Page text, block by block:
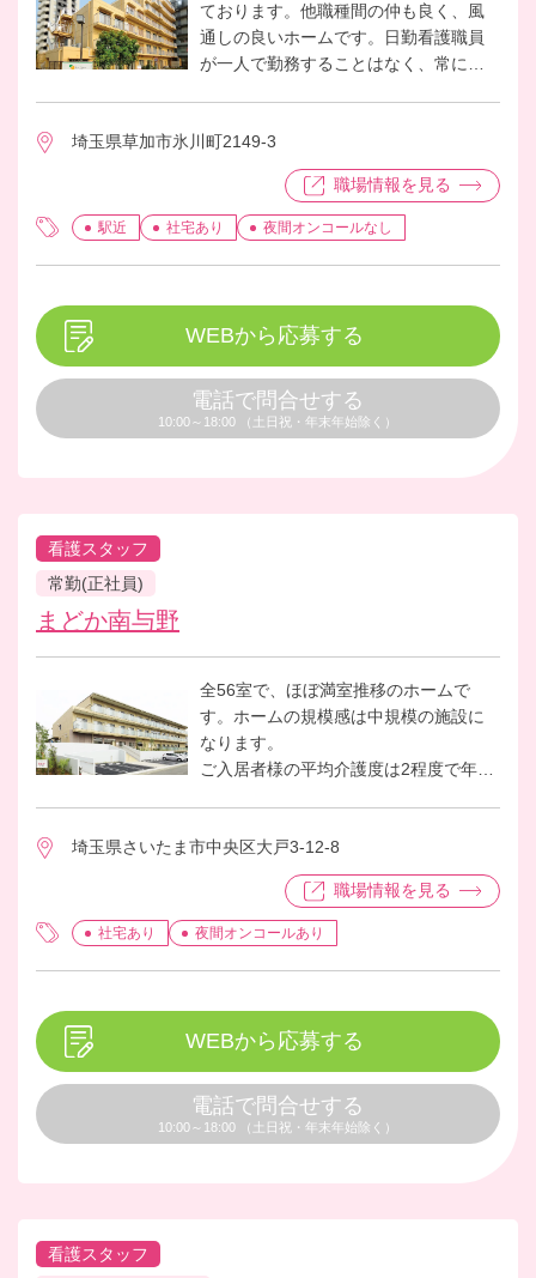
ております。他職種間の仲も良く、風
通しの良いホームです。日勤看護職員
が一人で勤務することはなく、常にパ
埼玉県草加市氷川町2149-3
職場情報を見る
駅近 社宅あり 夜間オンコールなし
WEBから応募する
電話で問合せする
10:00～18:00 （土日祝・年末年始除く）
看護スタッフ
常勤(正社員)
まどか南与野
全56室で、ほぼ満室推移のホームで
す。ホームの規模感は中規模の施設に
なります。
ご入居者様の平均介護度は2程度で年間
存度はあまり高くなく日々の健康管理
や処置の他、入居者様からの健康相談
などが主な仕事になっております。 ３F
に簡易的な機能訓練室があり、ご入居
す。
埼玉県さいたま市中央区大戸3-12-8
職場情報を見る
社宅あり 夜間オンコールあり
WEBから応募する
電話で問合せする
10:00～18:00 （土日祝・年末年始除く）
看護スタッフ